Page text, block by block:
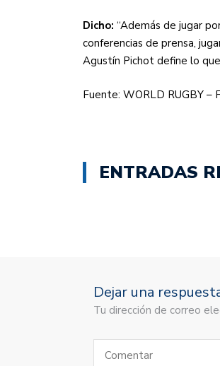
Dicho: “Además de jugar
conferencias de prensa,
Agustín Pichot define lo
Fuente: WORLD RUGBY –
ENTRADAS
Dejar una
Tu dirección de correo